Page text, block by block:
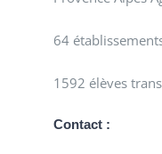
64
1592 élèves
Contact :